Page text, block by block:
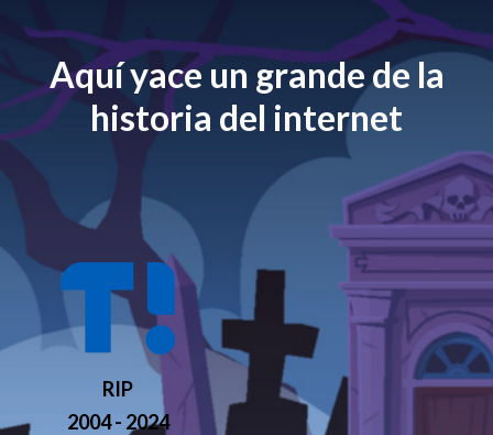
Aquí yace un grande de la
historia del internet
RIP
2004 - 2024